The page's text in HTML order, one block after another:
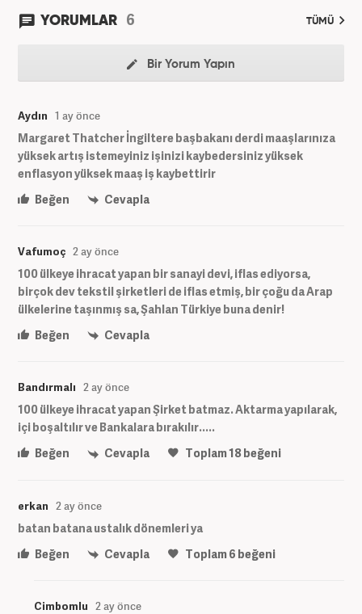
YORUMLAR 6 TÜMÜ
Bir Yorum Yapın
Aydın 1 ay önce
Margaret Thatcher İngiltere başbakanı derdi maaşlarınıza
yüksek artış istemeyiniz işinizi kaybedersiniz yüksek
enflasyon yüksek maaş iş kaybettirir
Beğen
Cevapla
Vafumoç 2 ay önce
100 ülkeye ihracat yapan bir sanayi devi, iflas ediyorsa,
birçok dev tekstil şirketleri de iflas etmiş, bir çoğu da Arap
ülkelerine taşınmış sa, Şahlan Türkiye buna denir!
Beğen
Cevapla
Bandırmalı 2 ay önce
100 ülkeye ihracat yapan Şirket batmaz. Aktarma yapılarak,
içi boşaltılır ve Bankalara bırakılır.....
Beğen
Cevapla Toplam18beğeni
erkan 2 ay önce
batan batana ustalık dönemleri ya
Beğen
Cevapla Toplam6 beğeni
Cimbomlu 2 ay önce